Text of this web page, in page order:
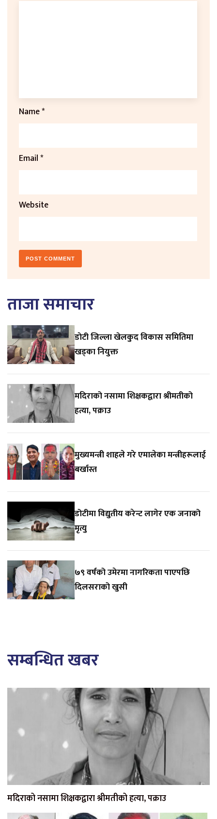
Name*
Email*
Website
ताजा समाचार
डाेटी जिल्ला खेलकुद विकास समितिमा
खड्का नियुक्त
मदिराको नसामा शिक्षकद्वारा श्रीमतीको
हत्या, पक्राउ
मुख्यमन्त्री शाहले गरे एमालेका मन्त्रीहरूलाई
बर्खास्त
डोटीमा विद्युतीय करेन्ट लागेर एक जनाको
मृत्यु
७९ वर्षको उमेरमा नागरिकता पाएपछि
दिलसराको खुसी
सम्बन्धित खबर
मदिराको नसामा शिक्षकद्वारा श्रीमतीको हत्या, पक्राउ